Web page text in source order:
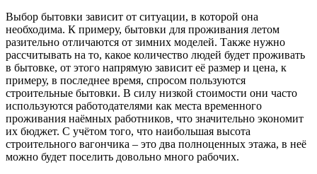
Выбор бытовки зависит от ситуации, в которой она
необходима. К примеру, бытовки для проживания летом
разительно отличаются от зимних моделей. Также нужно
рассчитывать на то, какое количество людей будет проживать
в бытовке, от этого напрямую зависит её размер и цена, к
примеру, в последнее время, спросом пользуются
строительные бытовки. В силу низкой стоимости они часто
используются работодателями как места временного
проживания наёмных работников, что значительно экономит
их бюджет. С учётом того, что наибольшая высота
строительного вагончика – это два полноценных этажа, в неё
можно будет поселить довольно много рабочих.